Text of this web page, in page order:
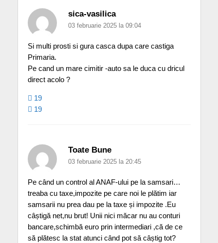
sica-vasilica
03 februarie 2025 la 09:04
Si multi prosti si gura casca dupa care castiga
Primaria.
Pe cand un mare cimitir -auto sa le duca cu dricul
direct acolo ?
19
19
Toate Bune
03 februarie 2025 la 20:45
Pe când un control al ANAF-ului pe la samsari…
treaba cu taxe,impozite pe care noi le plătim iar
samsarii nu prea dau pe la taxe și impozite .Eu
câștigă net,nu brut! Unii nici măcar nu au conturi
bancare,schimbă euro prin intermediari ,că de ce
să plătesc la stat atunci când pot să câștig tot?